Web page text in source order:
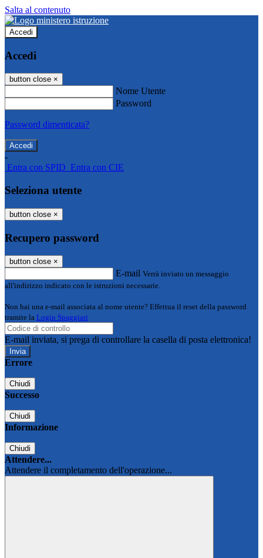
Salta al contenuto
Accedi
Accedi
button close ×
Nome Utente
Password
Password dimenticata?
-
Entra con SPID Entra con CIE
Seleziona utente
button close ×
Recupero password
button close ×
E-mail Verrà inviato un messaggio
all'indirizzo indicato con le istruzioni necessarie.
Non hai una e-mail associata al nome utente? Effettua il reset della password
tramite la Login Spaggiari
E-mail inviata, si prega di controllare la casella di posta elettronica!
Errore
Chiudi
Successo
Chiudi
Informazione
Chiudi
Attendere...
Attendere il completamento dell'operazione...